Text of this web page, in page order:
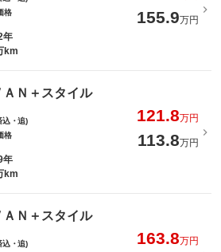
格
155.9万円
年
km
ＡＮ＋スタイル
込・追)
121.8万円
格
113.8万円
年
km
ＡＮ＋スタイル
込・追)
163.8万円